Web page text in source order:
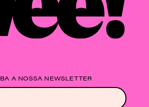
A NOSSA NEWSLETTER